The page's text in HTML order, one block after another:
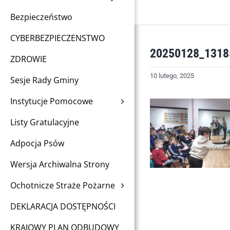
Bezpieczeństwo
CYBERBEZPIECZENSTWO
ZDROWIE
Sesje Rady Gminy
Instytucje Pomocowe
Listy Gratulacyjne
Adpocja Psów
Wersja Archiwalna Strony
Ochotnicze Straże Pożarne
DEKLARACJA DOSTĘPNOŚCI
KRAJOWY PLAN ODBUDOWY
10 lutego, 2025